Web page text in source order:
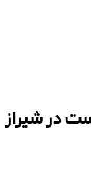
در شیراز